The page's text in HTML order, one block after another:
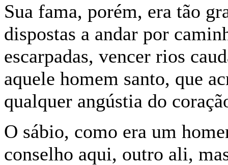
Sua fama, porém, era tão
dispostas a andar por
escarpadas, vencer rios
aquele homem santo, que
qualquer angústia do
O sábio, como era um
conselho aqui, outro ali,